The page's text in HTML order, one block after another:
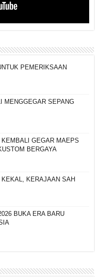
PEMERIKSAAN
MENGGEGAR SEPANG
GEGAR MAEPS
BERGAYA
KEKAL, KERAJAAN SAH
BUKA ERA BARU